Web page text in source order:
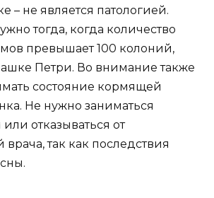
– не является патологией.
тогда, когда количество
превышает 100 колоний,
Петри. Во внимание также
состояние кормящей
Не нужно заниматься
отказываться от
так как последствия